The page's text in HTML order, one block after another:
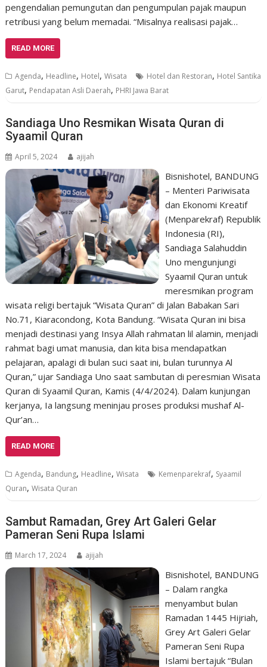
pengendalian pemungutan dan pengumpulan pajak maupun
retribusi yang belum memadai. “Misalnya realisasi pajak…
READ MORE
Agenda, Headline, Hotel,Wisata Hotel dan Restoran, Hotel Santika
Garut, Pendapatan Asli Daerah, PHRI Jawa Barat
Sandiaga Uno Resmikan Wisata Quran di
Syaamil Quran
April 5, 2024 ajijah
Bisnishotel, BANDUNG
– Menteri Pariwisata
dan Ekonomi Kreatif
(Menparekraf) Republik
Indonesia (RI),
Sandiaga Salahuddin
Uno mengunjungi
Syaamil Quran untuk
meresmikan program
wisata religi bertajuk “Wisata Quran” di Jalan Babakan Sari
No.71, Kiaracondong, Kota Bandung. “Wisata Quran ini bisa
menjadi destinasi yang Insya Allah rahmatan lil alamin, menjadi
rahmat bagi umat manusia, dan kita bisa mendapatkan
pelajaran, apalagi di bulan suci saat ini, bulan turunnya Al
Quran,” ujar Sandiaga Uno saat sambutan di peresmian Wisata
Quran di Syaamil Quran, Kamis (4/4/2024). Dalam kunjungan
kerjanya, Ia langsung meninjau proses produksi mushaf Al-
Qur’an…
READ MORE
Agenda, Bandung, Headline,Wisata Kemenparekraf, Syaamil
Quran,Wisata Quran
Sambut Ramadan, Grey Art Galeri Gelar
Pameran Seni Rupa Islami
March 17, 2024 ajijah
Bisnishotel, BANDUNG
– Dalam rangka
menyambut bulan
Ramadan 1445 Hijriah,
Grey Art Galeri Gelar
Pameran Seni Rupa
Islami bertajuk “Bulan